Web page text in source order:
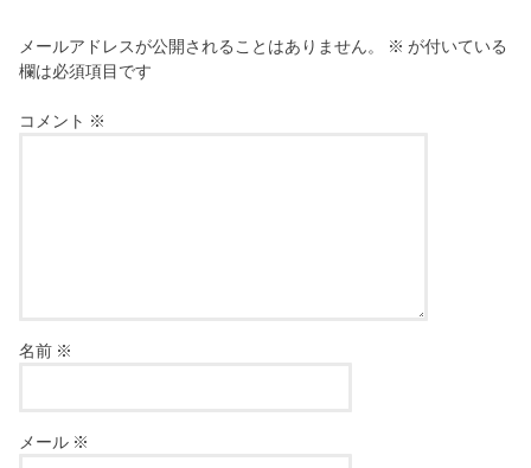
メールアドレスが公開されることはありません。 ※ が付いている
欄は必須項目です
コメント ※
名前 ※
メール ※